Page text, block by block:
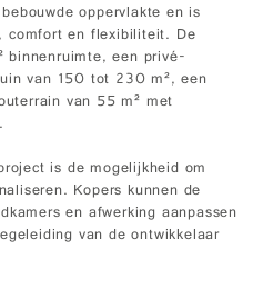
oppervlakte en is
comfort en flexibiliteit. De
binnenruimte, een privé-
van 150 tot 230 m², een
van 55 m² met
is de mogelijkheid om
Kopers kunnen de
en afwerking aanpassen
van de ontwikkelaar